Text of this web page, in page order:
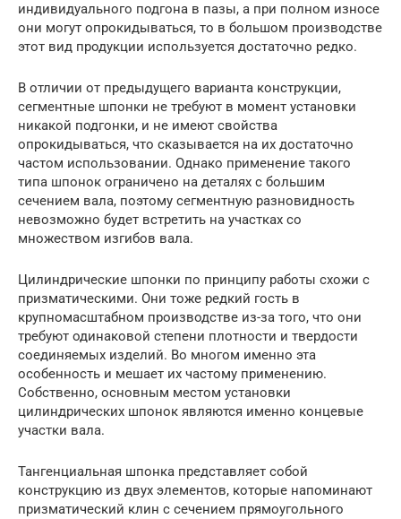
индивидуального подгона в пазы, а при полном износе
они могут опрокидываться, то в большом производстве
этот вид продукции используется достаточно редко.
В отличии от предыдущего варианта конструкции,
сегментные шпонки не требуют в момент установки
никакой подгонки, и не имеют свойства
опрокидываться, что сказывается на их достаточно
частом использовании. Однако применение такого
типа шпонок ограничено на деталях с большим
сечением вала, поэтому сегментную разновидность
невозможно будет встретить на участках со
множеством изгибов вала.
Цилиндрические шпонки по принципу работы схожи с
призматическими. Они тоже редкий гость в
крупномасштабном производстве из-за того, что они
требуют одинаковой степени плотности и твердости
соединяемых изделий. Во многом именно эта
особенность и мешает их частому применению.
Собственно, основным местом установки
цилиндрических шпонок являются именно концевые
участки вала.
Тангенциальная шпонка представляет собой
конструкцию из двух элементов, которые напоминают
призматический клин с сечением прямоугольного